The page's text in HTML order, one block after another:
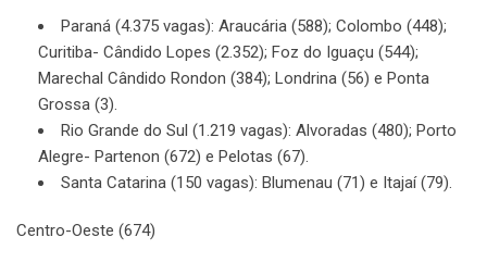
Paraná (4.375 vagas): Araucária (588); Colombo (448);
Curitiba- Cândido Lopes (2.352); Foz do Iguaçu (544);
Marechal Cândido Rondon (384); Londrina (56) e Ponta
Grossa (3).
Rio Grande do Sul (1.219 vagas): Alvoradas (480); Porto
Alegre- Partenon (672) e Pelotas (67).
Santa Catarina (150 vagas): Blumenau (71) e Itajaí (79).
Centro-Oeste (674)